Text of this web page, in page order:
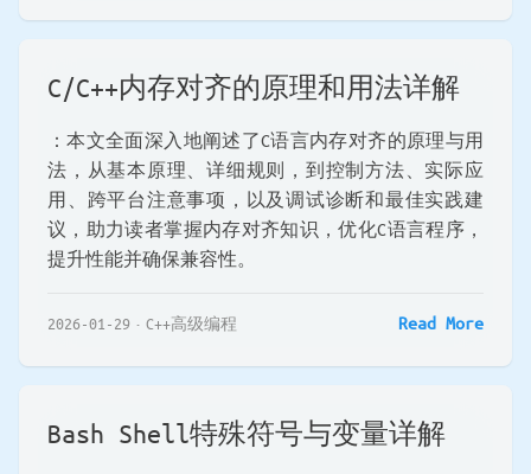
C/C++内存对齐的原理和用法详解
：本文全面深入地阐述了C语言内存对齐的原理与用
法，从基本原理、详细规则，到控制方法、实际应
用、跨平台注意事项，以及调试诊断和最佳实践建
议，助力读者掌握内存对齐知识，优化C语言程序，
提升性能并确保兼容性。
2026-01-29 C++高级编程 Read More
Bash Shell特殊符号与变量详解